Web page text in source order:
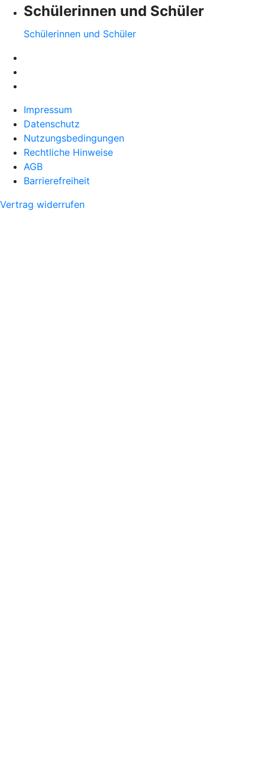
Schülerinnen und Schüler
Schülerinnen und Schüler
Impressum
Datenschutz
Nutzungsbedingungen
Rechtliche Hinweise
AGB
Barrierefreiheit
Vertrag widerrufen